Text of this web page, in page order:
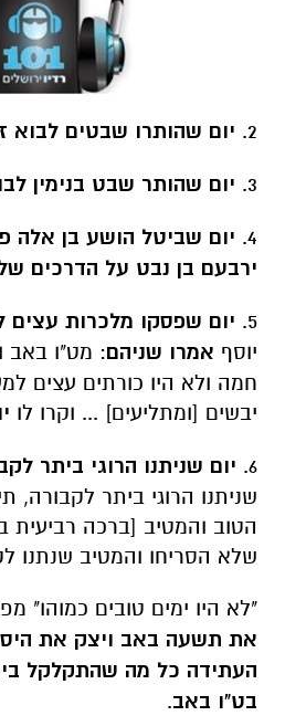
2. יום שהותרו שבטים לבוא
3. יום שהותר שבט בנימין
4. יום שביטל הושע בן אלה
ירבעם בן נבט על הדרכים
5. יום שפסקו מלכרות עצים
יוסף אמרו שניהם: מט"ו באב
חמה ולא היו כורתים עצים
יבשים [ומתליעים] ... וקרו לו
6. יום שניתנו הרוגי ביתר
שניתנו הרוגי ביתר לקבורה,
הטוב והמטיב [ברכה רביעית
שלא הסריחו והמטיב שנתנו
"לא היו ימים טובים כמוהו"
את תשעה באב ויצק את
העתידה כל מה שהתקלקל
בט"ו באב.